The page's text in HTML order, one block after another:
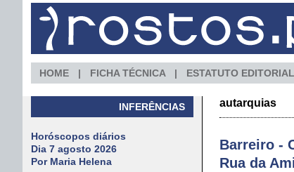
HOME FICHA TÉCNICA ESTATUTO EDITORIAL
INFERÊNCIAS
Horóscopos diários
Dia 7 agosto 2026
Por Maria Helena
autarquias
Barreiro -
Rua da